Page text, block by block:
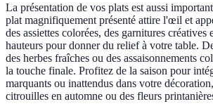
La présentation de vos plats est aussi
plat magnifiquement présenté attire l'œil et
des assiettes colorées, des garnitures créatives
hauteurs pour donner du relief à votre table.
des herbes fraîches ou des assaisonnements
la touche finale. Profitez de la saison pour
marquants ou inattendus dans votre
citrouilles en automne ou des fleurs